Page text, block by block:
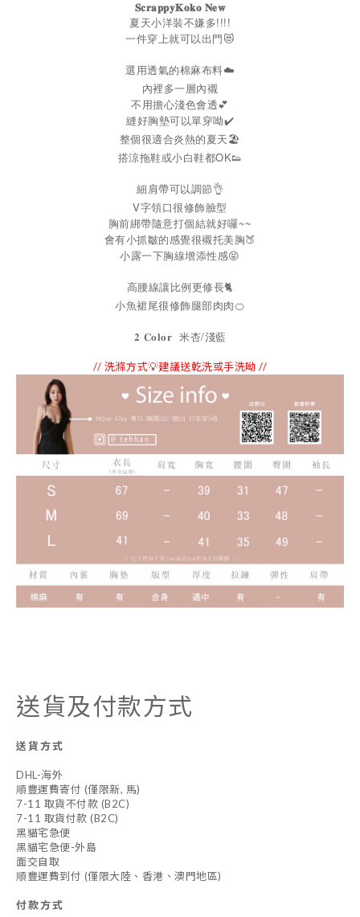
𝐒𝐜𝐫𝐚𝐩𝐩𝐲𝐊𝐨𝐤𝐨 𝐍𝐞𝐰
夏天小洋裝不嫌多!!!!
一件穿上就可以出門😻
選用透氣的棉麻布料☁️
內裡多一層內襯
不用擔心淺色會透💕
縫好胸墊可以單穿呦✔️
整個很適合炎熱的夏天🏖️
搭涼拖鞋或小白鞋都OK👟
細肩帶可以調節👌
V字領口很修飾臉型
胸前綁帶隨意打個結就好囉~~
會有小抓皺的感覺很襯托美胸🍑
小露一下胸線增添性感😝
高腰線讓比例更修長🐈
小魚裙尾很修飾腿部肉肉🍊
𝟐 𝐂𝐨𝐥𝐨𝐫 米杏/淺藍
// 洗滌方式💡建議送乾洗或手洗呦 //
送貨及付款方式
送貨方式
DHL-海外
順豐運費寄付 (僅限新, 馬)
7-11 取貨不付款 (B2C)
7-11 取貨付款 (B2C)
黑貓宅急便
黑貓宅急便-外島
面交自取
順豐運費到付 (僅限大陸、香港、澳門地區)
付款方式